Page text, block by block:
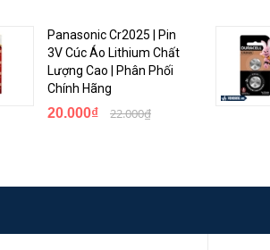
Panasonic Cr2025 | Pin
3V Cúc Áo Lithium Chất
Lượng Cao | Phân Phối
Chính Hãng
20.000₫ 22.000₫